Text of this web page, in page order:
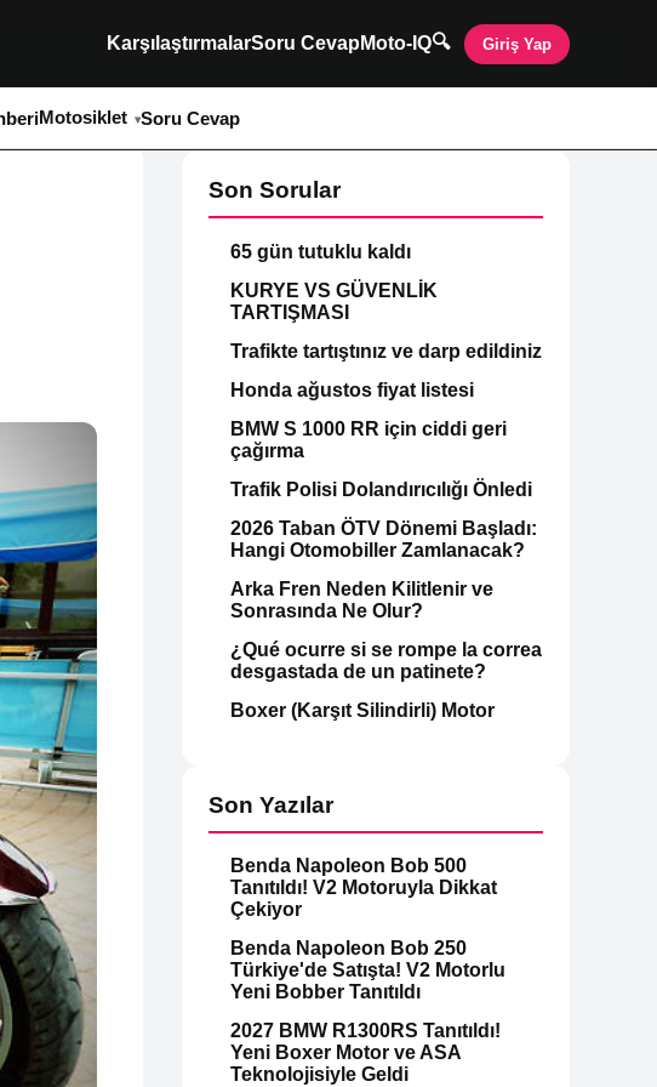
KarşılaştırmalarSoru Cevap Moto-IQ🔍 Giriş Yap
Motosiklet Soru Cevap
Son Sorular
65 gün tutuklu kaldı
KURYE VS GÜVENLİK
TARTIŞMASI
Trafikte tartıştınız ve darp edildiniz
Honda ağustos fiyat listesi
BMW S 1000 RR için ciddi geri
çağırma
Trafik Polisi Dolandırıcılığı Önledi
2026 Taban ÖTV Dönemi Başladı:
Hangi Otomobiller Zamlanacak?
Arka Fren Neden Kilitlenir ve
Sonrasında Ne Olur?
¿Qué ocurre si se rompe la correa
desgastada de un patinete?
Boxer (Karşıt Silindirli) Motor
Son Yazılar
Benda Napoleon Bob 500
Tanıtıldı! V2 Motoruyla Dikkat
Çekiyor
Benda Napoleon Bob 250
Türkiye'de Satışta! V2 Motorlu
Yeni Bobber Tanıtıldı
2027 BMW R1300RS Tanıtıldı!
Yeni Boxer Motor ve ASA
Teknolojisiyle Geldi